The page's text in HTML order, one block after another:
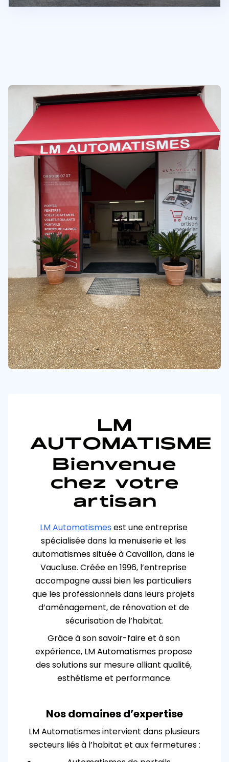
LM
AUTOMATISME
Bienvenue
chez votre
artisan
LM Automatismes est une entreprise
spécialisée dans la menuiserie et les
automatismes située à Cavaillon, dans le
Vaucluse. Créée en 1996, l’entreprise
accompagne aussi bien les particuliers
que les professionnels dans leurs projets
d’aménagement, de rénovation et de
sécurisation de l’habitat.
Grâce à son savoir-faire et à son
expérience, LM Automatismes propose
des solutions sur mesure alliant qualité,
esthétisme et performance.
Nos domaines d’expertise
LM Automatismes intervient dans plusieurs
secteurs liés à l’habitat et aux fermetures :